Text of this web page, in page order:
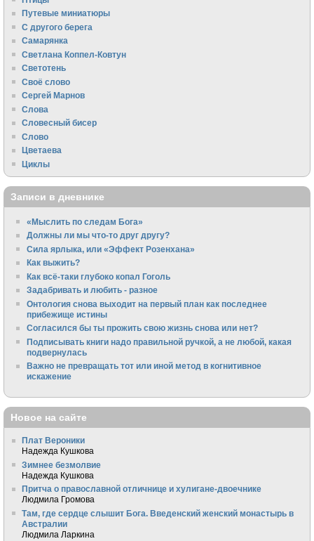
Путевые миниатюры
С другого берега
Самарянка
Светлана Коппел-Ковтун
Светотень
Своё слово
Сергей Марнов
Слова
Словесный бисер
Слово
Цветаева
Циклы
Записи в дневнике
«Мыслить по следам Бога»
Должны ли мы что-то друг другу?
Сила ярлыка, или «Эффект Розенхана»
Как выжить?
Как всё-таки глубоко копал Гоголь
Задабривать и любить - разное
Онтология снова выходит на первый план как последнее
прибежище истины
Согласился бы ты прожить свою жизнь снова или нет?
Подписывать книги надо правильной ручкой, а не любой, какая
подвернулась
Важно не превращать тот или иной метод в когнитивное
искажение
Новое на сайте
Плат Вероники
Надежда Кушкова
Зимнее безмолвие
Надежда Кушкова
Притча о православной отличнице и хулигане-двоечнике
Людмила Громова
Там, где сердце слышит Бога. Введенский женский монастырь в
Австралии
Людмила Ларкина